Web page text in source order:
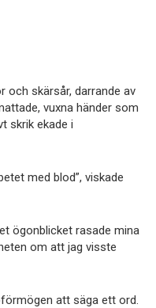
och skärsår, darrande av
vuxna händer som
skrik ekade i
med blod”, viskade
ögonblicket rasade mina
om att jag visste
att säga ett ord.